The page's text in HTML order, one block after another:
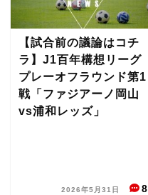
【試合前の議論はコチ
ラ】J1百年構想リーグ
プレーオフラウンド第1
戦「ファジアーノ岡山
vs浦和レッズ」
2026年5月31日 8